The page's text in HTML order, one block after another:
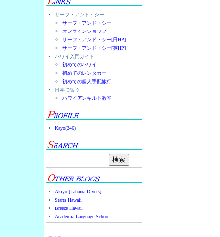
サーフ・アンド・シー
サーフ・アンド・シー
オンラインショップ
サーフ・アンド・シー[日HP]
サーフ・アンド・シー[英HP]
ハワイ入門ガイド
初めてのハワイ
初めてのレンタカー
初めての個人手配旅行
日本で習う
ハワイアンキルト教室
Kayo(246)
Akiyo [Lahaina Divers]
Starts Hawaii
Breeze Hawaii
Academia Language School